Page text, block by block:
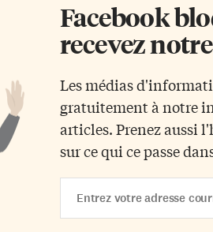
Facebook
recevez
Les médias
gratuitement à notre
articles. Prenez aussi
sur ce qui ce passe
Address